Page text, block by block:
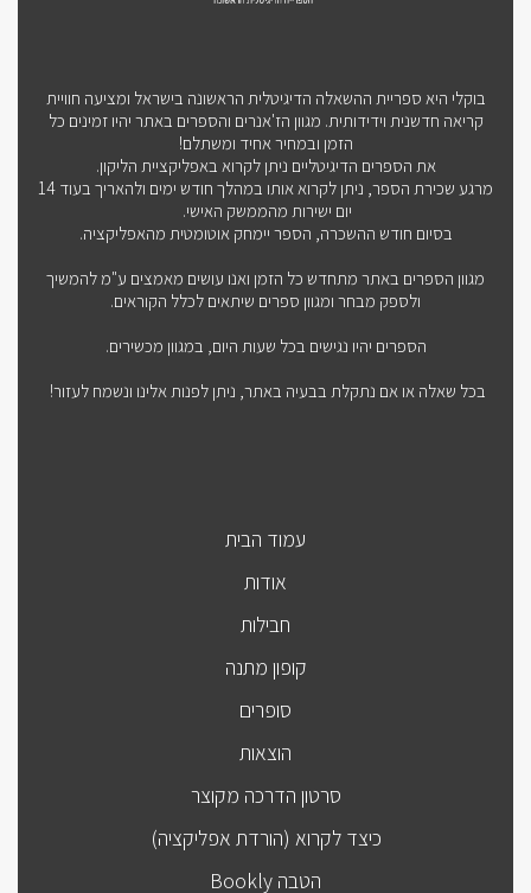
בוקלי היא ספריית ההשאלה הדיגיטלית הראשונה בישראל ומציעה חוויית
קריאה חדשנית וידידותית. מגוון הז'אנרים והספרים באתר יהיו זמינים כל
הזמן ובמחיר אחיד ומשתלם!
את הספרים הדיגיטליים ניתן לקרוא באפליקציית הליקון.
מרגע שכירת הספר, ניתן לקרוא אותו במהלך חודש ימים ולהאריך בעוד 14
יום ישירות מהממשק האישי.
בסיום חודש ההשכרה, הספר יימחק אוטומטית מהאפליקציה.
מגוון הספרים באתר מתחדש כל הזמן ואנו עושים מאמצים ע"מ להמשיך
ולספק מבחר ומגוון ספרים שיתאים לכלל הקוראים.
הספרים יהיו נגישים בכל שעות היום, במגוון מכשירים.
בכל שאלה או אם נתקלת בבעיה באתר, ניתן לפנות אלינו ונשמח לעזור!
עמוד הבית
אודות
חבילות
קופון מתנה
סופרים
הוצאות
סרטון הדרכה מקוצר
כיצד לקרוא (הורדת אפליקציה)
הטבה Bookly